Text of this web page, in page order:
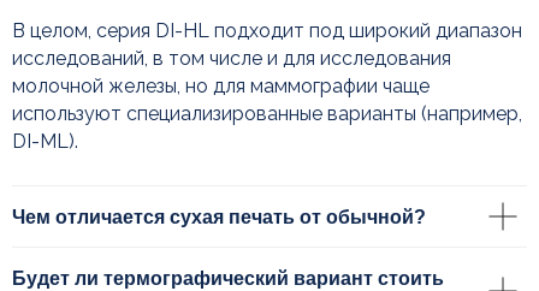
В целом, серия DI-HL подходит под широкий диапазон
исследований, в том числе и для исследования
молочной железы, но для маммографии чаще
используют специализированные варианты (например,
DI-ML).
Чем отличается сухая печать от обычной?
Будет ли термографический вариант стоить